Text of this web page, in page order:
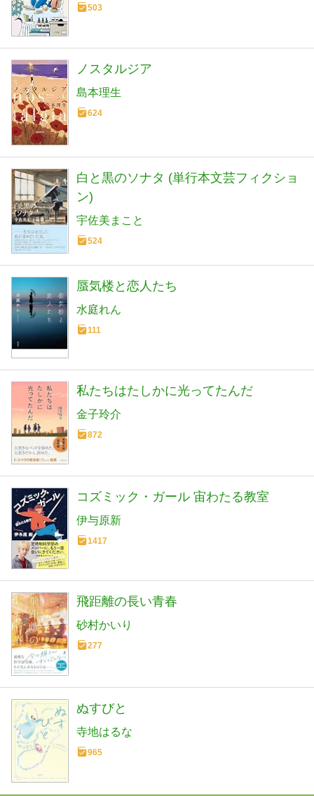
503
ノスタルジア
島本理生
624
白と黒のソナタ (単行本文芸フィクショ
ン)
宇佐美まこと
524
蜃気楼と恋人たち
水庭れん
111
私たちはたしかに光ってたんだ
金子玲介
872
コズミック・ガール 宙わたる教室
伊与原新
1417
飛距離の長い青春
砂村かいり
277
ぬすびと
寺地はるな
965